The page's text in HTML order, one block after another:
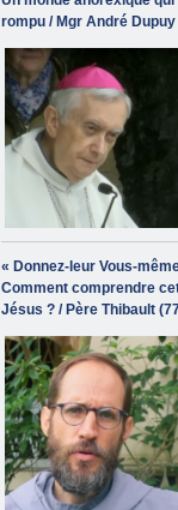
rompu / Mgr André
« Donnez-leur Vous-
Comment comprendre
Jésus ? / Père Thibault